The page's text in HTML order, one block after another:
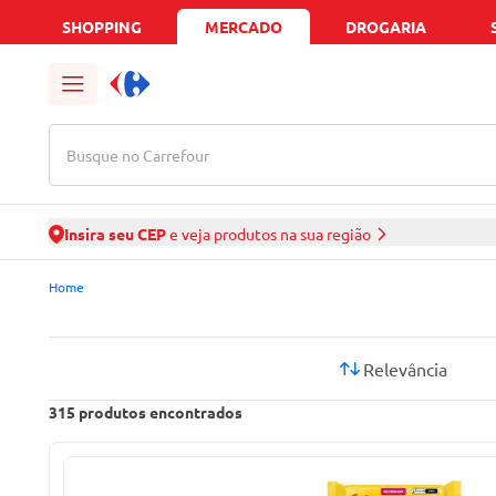
SHOPPING MERCADO DROGARIA
Busque no Carrefour
Insira seu CEPe veja produtos na sua região
Mercado Carrefour | Ofertas de Supermercado Delivery
Home
315 produtos encontrados
Relevância